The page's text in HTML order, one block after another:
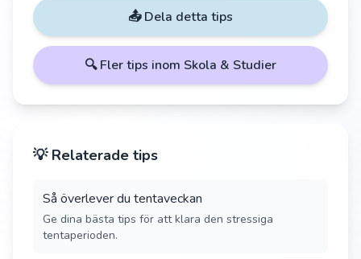
📤 Dela detta tips
🔍 Fler tips inom Skola & Studier
💡 Relaterade tips
Så överlever du tentaveckan
Ge dina bästa tips för att klara den stressiga
tentaperioden.